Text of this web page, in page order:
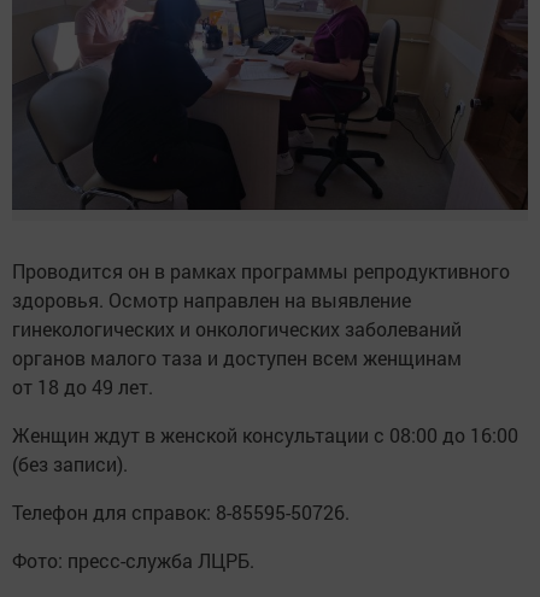
Проводится он в рамках программы репродуктивного
здоровья. Осмотр направлен на выявление
гинекологических и онкологических заболеваний
органов малого таза и доступен всем женщинам
от 18 до 49 лет.
Женщин ждут в женской консультации с 08:00 до 16:00
(без записи).
Телефон для справок: 8-85595-50726.
Фото: пресс-служба ЛЦРБ.